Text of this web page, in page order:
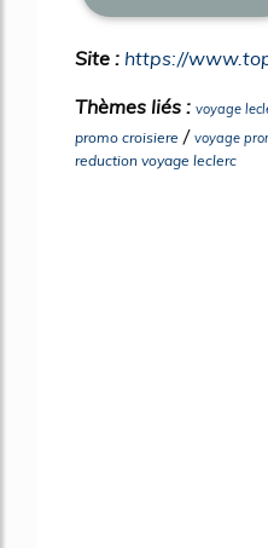
Site : https://
Thèmes liés : voyage
promo croisiere / voyage
reduction voyage leclerc